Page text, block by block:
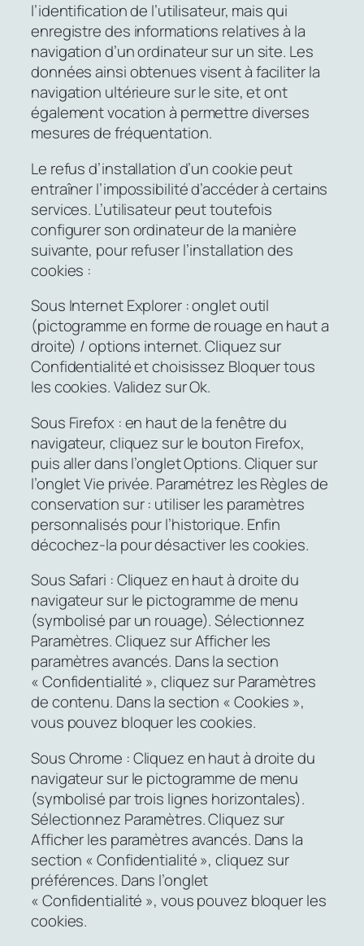
l’identification de l’utilisateur, mais qui
enregistre des informations relatives à la
navigation d’un ordinateur sur un site. Les
données ainsi obtenues visent à faciliter la
navigation ultérieure sur le site, et ont
également vocation à permettre diverses
mesures de fréquentation.
Le refus d’installation d’un cookie peut
entraîner l’impossibilité d’accéder à certains
services. L’utilisateur peut toutefois
configurer son ordinateur de la manière
suivante, pour refuser l’installation des
cookies :
Sous Internet Explorer : onglet outil
(pictogramme en forme de rouage en haut a
droite) / options internet. Cliquez sur
Confidentialité et choisissez Bloquer tous
les cookies. Validez sur Ok.
Sous Firefox : en haut de la fenêtre du
navigateur, cliquez sur le bouton Firefox,
puis aller dans l’onglet Options. Cliquer sur
l’onglet Vie privée. Paramétrez les Règles de
conservation sur : utiliser les paramètres
personnalisés pour l’historique. Enfin
décochez-la pour désactiver les cookies.
Sous Safari : Cliquez en haut à droite du
navigateur sur le pictogramme de menu
(symbolisé par un rouage). Sélectionnez
Paramètres. Cliquez sur Afficher les
paramètres avancés. Dans la section
« Confidentialité », cliquez sur Paramètres
de contenu. Dans la section « Cookies »,
vous pouvez bloquer les cookies.
Sous Chrome : Cliquez en haut à droite du
navigateur sur le pictogramme de menu
(symbolisé par trois lignes horizontales).
Sélectionnez Paramètres. Cliquez sur
Afficher les paramètres avancés. Dans la
section « Confidentialité », cliquez sur
préférences. Dans l’onglet
« Confidentialité », vous pouvez bloquer les
cookies.